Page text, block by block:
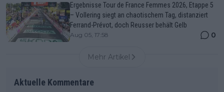
Ergebnisse Tour de France Femmes 2026, Etappe 5
– Vollering siegt an chaotischem Tag, distanziert
Ferrand-Prévot, doch Reusser behält Gelb
Aug 05, 17:58 0
Mehr Artikel
Aktuelle Kommentare